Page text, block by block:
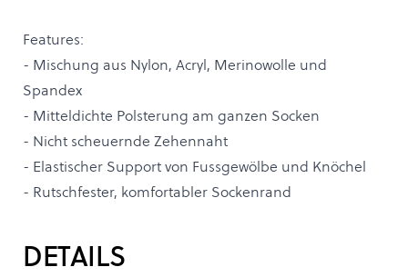
Features:
- Mischung aus Nylon, Acryl, Merinowolle und
Spandex
- Mitteldichte Polsterung am ganzen Socken
- Nicht scheuernde Zehennaht
- Elastischer Support von Fussgewölbe und Knöchel
- Rutschfester, komfortabler Sockenrand
DETAILS